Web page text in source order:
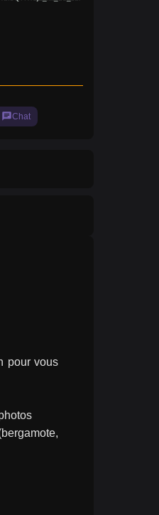
chatChat
pour vous